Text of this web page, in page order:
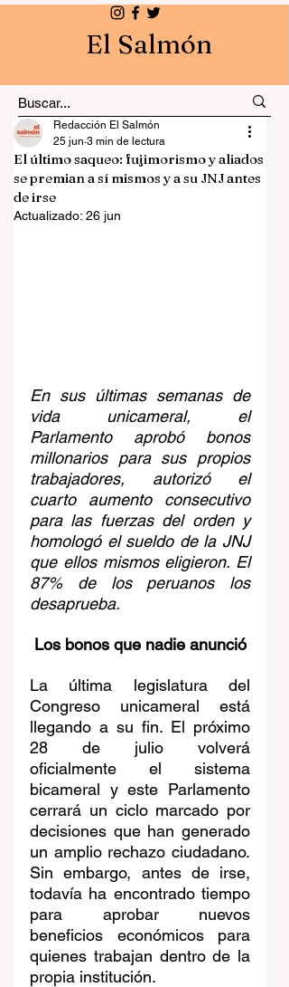
El Salmón
El último saqueo: fujimorismo y aliados
se premian a sí mismos y a su JNJ antes
de irse
Redacción El Salmón
25 jun 3 min de lectura
Actualizado: 26 jun
En sus últimas semanas de
vida unicameral, el
Parlamento aprobó bonos
millonarios para sus propios
trabajadores, autorizó el
cuarto aumento consecutivo
para las fuerzas del orden y
homologó el sueldo de la JNJ
que ellos mismos eligieron. El
87% de los peruanos los
desaprueba.
Los bonos que nadie anunció
La última legislatura del
Congreso unicameral está
llegando a su fin. El próximo
28 de julio volverá
oficialmente el sistema
bicameral y este Parlamento
cerrará un ciclo marcado por
decisiones que han generado
un amplio rechazo ciudadano.
Sin embargo, antes de irse,
todavía ha encontrado tiempo
para aprobar nuevos
beneficios económicos para
quienes trabajan dentro de la
propia institución.